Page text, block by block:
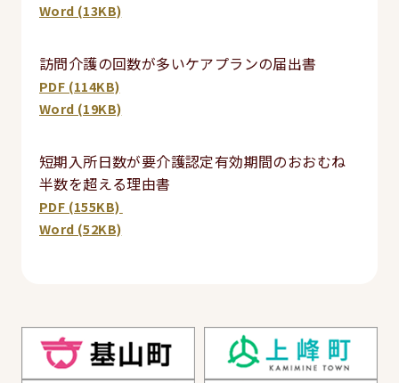
Word (13KB)
訪問介護の回数が多いケアプランの届出書
PDF (114KB)
Word (19KB)
短期入所日数が要介護認定有効期間のおおむね
半数を超える理由書
PDF (155KB)
Word (52KB)